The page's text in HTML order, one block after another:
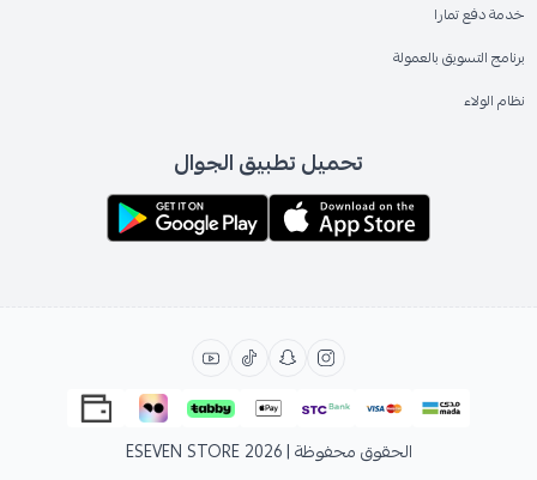
خدمة دفع تمارا
برنامج التسويق بالعمولة
نظام الولاء
تحميل تطبيق الجوال
الحقوق محفوظة | 2026 ESEVEN STORE